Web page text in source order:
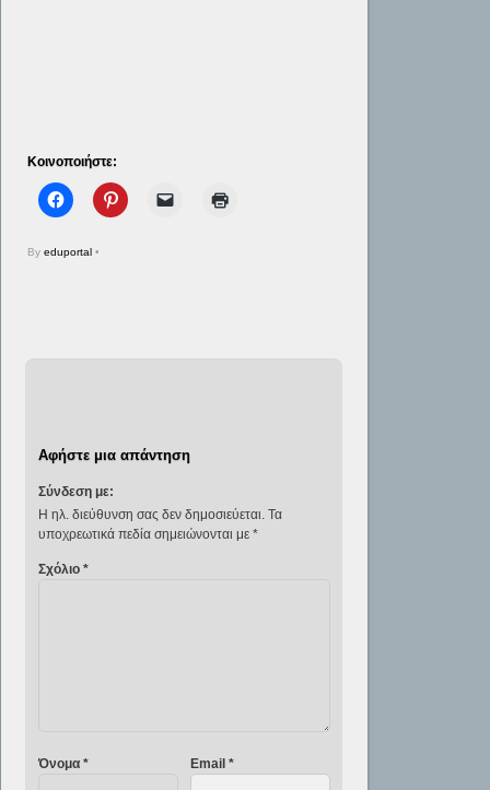
Κοινοποιήστε:
Byeduportal •
Αφήστε μια απάντηση
Σύνδεση με:
Η ηλ. διεύθυνση σας δεν δημοσιεύεται. Τα
υποχρεωτικά πεδία σημειώνονται με *
Σχόλιο *
Όνομα * Email *